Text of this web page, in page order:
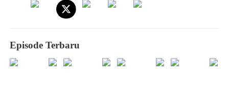
Episode Terbaru